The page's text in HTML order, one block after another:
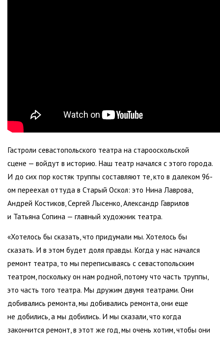
Гастроли севастопольского театра на старооскольской
сцене — войдут в историю. Наш театр начался с этого города.
И до сих пор костяк труппы составляют те, кто в далеком 96-
ом переехал оттуда в Старый Оскол: это Нина Лаврова,
Андрей Костиков, Сергей Лысенко, Александр Гаврилов
и Татьяна Сопина — главный художник театра.
«Хотелось бы сказать, что придумали мы. Хотелось бы
сказать. И в этом будет доля правды. Когда у нас начался
ремонт театра, то мы переписываясь с севастопольским
театром, поскольку он нам родной, потому что часть труппы,
это часть того театра. Мы дружим двумя театрами. Они
добивались ремонта, мы добивались ремонта, они еще
не добились, а мы добились. И мы сказали, что когда
закончится ремонт, в этот же год, мы очень хотим, чтобы они